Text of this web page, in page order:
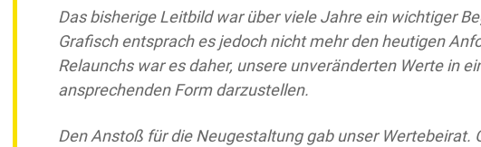
Das bisherige Leitbild war über viele Jahre ein wichtiger
Grafisch entsprach es jedoch nicht mehr den heutigen
Relaunchs war es daher, unsere unveränderten Werte in
ansprechenden Form darzustellen.
Den Anstoß für die Neugestaltung gab unser Wertebeirat.